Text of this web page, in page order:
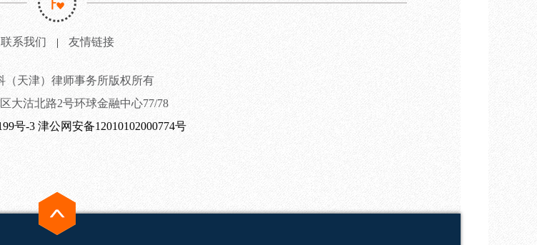
联系我们 友情链接
（天津）律师事务所版权所有
大沽北路2号环球金融中心77/78
号-3 津公网安备12010102000774号